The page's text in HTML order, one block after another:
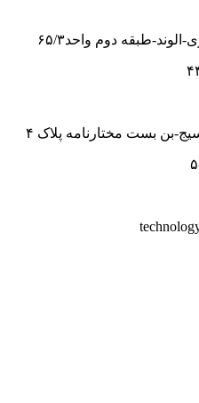
الوند-طبقه دوم واحد۶ ۵/۳
بن بست مختارنامه پلاک ۴